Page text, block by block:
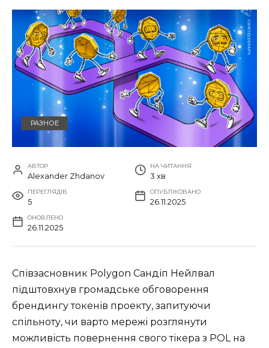
РАЗНОЕ
АВТОР
Alexander Zhdanov
НА ЧИТАННЯ
3 хв
ПЕРЕГЛЯДІВ
5
ОПУБЛІКОВАНО
26.11.2025
ОНОВЛЕНО
26.11.2025
Співзасновник Polygon Сандіп Нейлвал
підштовхнув громадське обговорення
брендингу токенів проекту, запитуючи
спільноту, чи варто мережі розглянути
можливість повернення свого тікера з POL на